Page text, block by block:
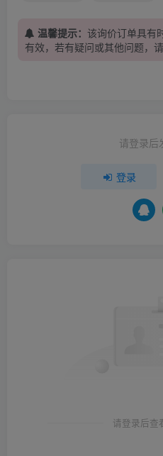
温馨提示： 该询价订单具有
有效，若有疑问或其他问题，
请登录后
登录
请登录后查